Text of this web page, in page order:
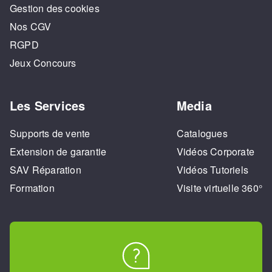
Gestion des cookies
Nos CGV
RGPD
Jeux Concours
Les Services
Supports de vente
Extension de garantie
SAV Réparation
Formation
Media
Catalogues
Vidéos Corporate
Vidéos Tutoriels
Visite virtuelle 360°